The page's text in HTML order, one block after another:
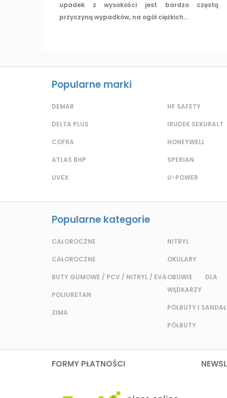
upadek z wysokości jest bardzo częstą
przyczyną wypadków, na ogół ciężkich...
Popularne marki
DEMAR
DELTA PLUS
COFRA
ATLAS BHP
UVEX
HF SAFETY
IRUDEK SEKURALT
HONEYWELL
SPERIAN
U-POWER
Popularne kategorie
CAŁOROCZNE
CAŁOROCZNE
BUTY GUMOWE / PCV / NITRYL / EVA
POLIURETAN
ZIMA
NITRYL
OKULARY
OBUWIE DLA
WĘDKARZY
PÓŁBUTY I
PÓŁBUTY
FORMY PŁATNOŚCI